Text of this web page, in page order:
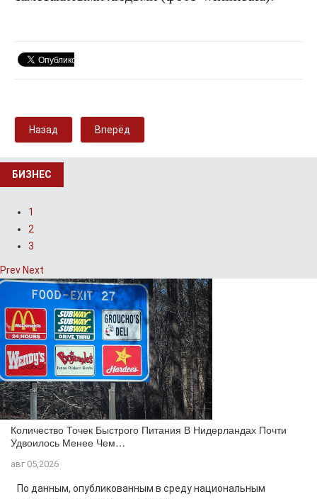
Назад Вперёд
БИЗНЕС
1
2
3
Prev Next
Количество Точек Быстрого Питания В Нидерландах Почти
Удвоилось Менее Чем…
авг 05,2026
По данным, опубликованным в среду национальным